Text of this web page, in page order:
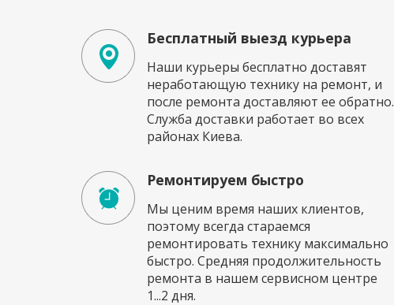
Бесплатный выезд курьера
Наши курьеры бесплатно доставят
неработающую технику на ремонт, и
после ремонта доставляют ее обратно.
Служба доставки работает во всех
районах Киева.
Ремонтируем быстро
Мы ценим время наших клиентов,
поэтому всегда стараемся
ремонтировать технику максимально
быстро. Средняя продолжительность
ремонта в нашем сервисном центре
1...2 дня.